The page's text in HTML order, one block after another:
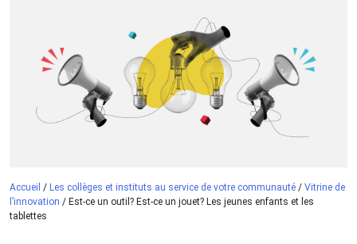
Accueil / Les collèges et instituts au service de votre communauté / Vitrine de
l’innovation / Est-ce un outil? Est-ce un jouet? Les jeunes enfants et les
tablettes